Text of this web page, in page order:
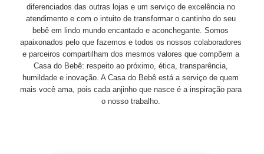
diferenciados das outras lojas e um serviço de excelência no
atendimento e com o intuito de transformar o cantinho do seu
bebê em lindo mundo encantado e aconchegante. Somos
apaixonados pelo que fazemos e todos os nossos colaboradores
e parceiros compartilham dos mesmos valores que compõem a
Casa do Bebê: respeito ao próximo, ética, transparência,
humildade e inovação. A Casa do Bebê está a serviço de quem
mais você ama, pois cada anjinho que nasce é a inspiração para
o nosso trabalho.